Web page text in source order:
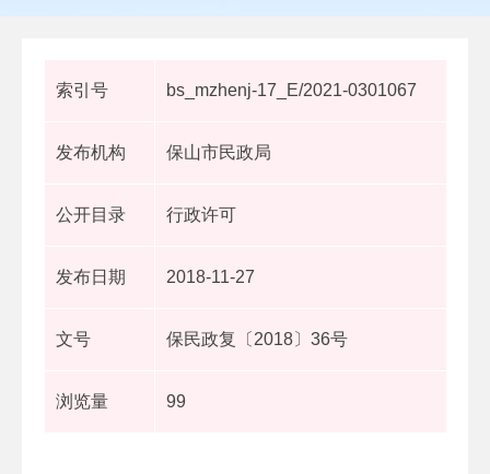
索引号 bs_mzhenj-17_E/2021-0301067
发布机构 保山市民政局
公开目录 行政许可
发布日期 2018-11-27
文号 保民政复〔2018〕36号
浏览量 99